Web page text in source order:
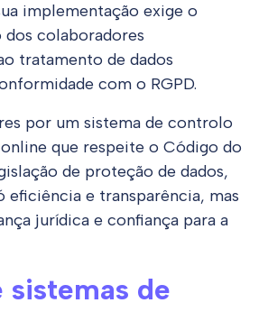
implementação exige o
colaboradores
tratamento de dados
com o RGPD.
por um sistema de controlo
que respeite o Código do
de proteção de dados,
eficiência e transparência, mas
jurídica e confiança para a
sistemas de